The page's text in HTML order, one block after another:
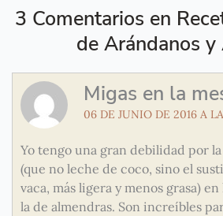
3 Comentarios en
de Arándanos y
Migas en la
06 DE JUNIO DE 2016 A
Yo tengo una gran debilidad por
(que no leche de coco, sino el
vaca, más ligera y menos grasa)
la de almendras. Son increíbles